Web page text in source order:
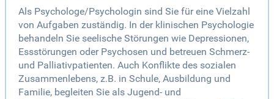
Als Psychologe/Psychologin sind Sie für eine Vielzahl
von Aufgaben zuständig. In der klinischen Psychologie
behandeln Sie seelische Störungen wie Depressionen,
Essstörungen oder Psychosen und betreuen Schmerz-
und Palliativpatienten. Auch Konflikte des sozialen
Zusammenlebens, z.B. in Schule, Ausbildung und
Familie, begleiten Sie als Jugend- und